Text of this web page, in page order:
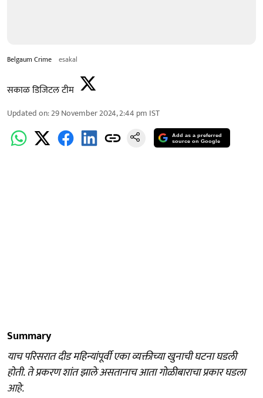
Belgaum Crime esakal
सकाळ डिजिटल टीम
Updated on:29 November 2024, 2:44 pm IST
Add as a preferred
source on Google
Summary
याच परिसरात दीड महिन्यांपूर्वी एका व्यक्तीच्या खुनाची घटना घडली
होती. ते प्रकरण शांत झाले असतानाच आता गोळीबाराचा प्रकार घडला
आहे.